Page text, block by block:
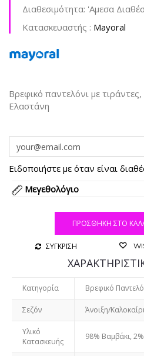
Διαθεσιμότητα: 'Aμεσα
Kατασκευαστής : Mayoral
Βρεφικό παντελόνι με
Ελαστάνη
Ειδοποιήστε με όταν είναι
Μεγεθολόγιο
ΠΡΟΣΘΉΚΗ ΣΤΟ
ΣΥΓΚΡΙΣΗ
Κατηγορία Βρεφικό
Σεζόν Άνοιξη/
Υλικό
Κατασκευής
98% Βαμβάκι,